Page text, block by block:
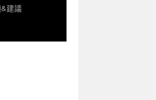
建議